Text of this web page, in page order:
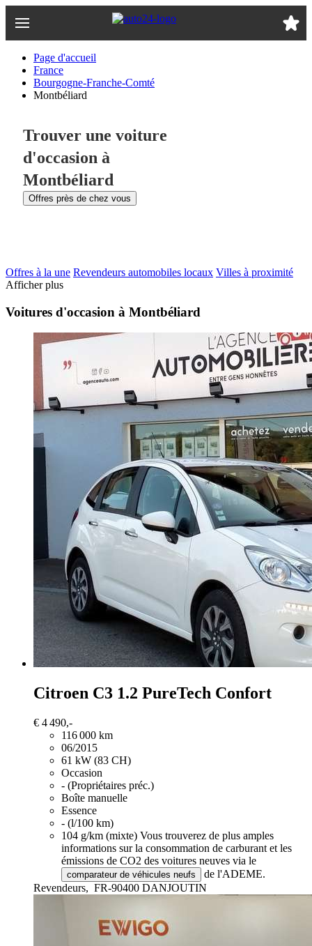
au
Page d'accueil
France
Bourgogne-Franche-Comté
Montbéliard
Trouver une voiture
d'occasion à
Montbéliard
Offres près de chez vous
Offres à la une Revendeurs automobiles locaux Villes à proximité
Afficher plus
Voitures d'occasion à Montbéliard
Citroen C3 1.2 PureTech Confort
€ 4 490,-
116 000 km
06/2015
61 kW (83 CH)
Occasion
- (Propriétaires préc.)
Boîte manuelle
Essence
- (l/100 km)
104 g/km (mixte) Vous trouverez de plus amples
informations sur la consommation de carburant et les
émissions de CO2 des voitures neuves via le
comparateur de véhicules neufs
de l'ADEME.
Revendeurs, FR-90400 DANJOUTIN